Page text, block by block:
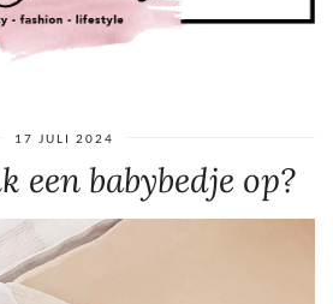
17 JULI 2024
een babybedje op?